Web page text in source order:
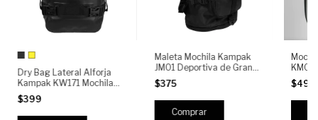
Dry Bag Lateral Alforja
Kampak KW171 Mochila
p/Moto Universales
$399
Maleta Mochila Kampak
JM01 Deportiva de Gran
capacidad Resistente
Ligera
$375
KM06
$499